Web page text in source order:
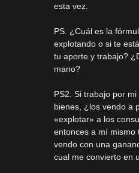
esta vez.
PS. ¿Cuál es la
explotando o si te
tu aporte y trabajo?
mano?
PS2. Si trabajo por
bienes, ¿los vendo a
«explotar» a los
entonces a mí mismo
vendo con una
cual me convierto en